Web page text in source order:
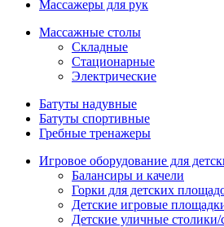
Массажеры для рук
Массажные столы
Складные
Стационарные
Электрические
Батуты надувные
Батуты спортивные
Гребные тренажеры
Игровое оборудование для
Балансиры и качели
Горки для детских
Детские игровые
Детские уличные столики/